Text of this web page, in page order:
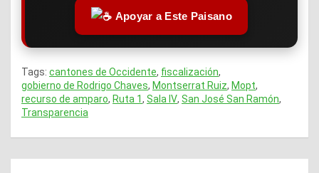
Apoyar a Este Paisano
Tags: cantones de Occidente, fiscalización,
gobierno de Rodrigo Chaves, Montserrat Ruiz, Mopt,
recurso de amparo, Ruta 1, Sala IV, San José San Ramón,
Transparencia